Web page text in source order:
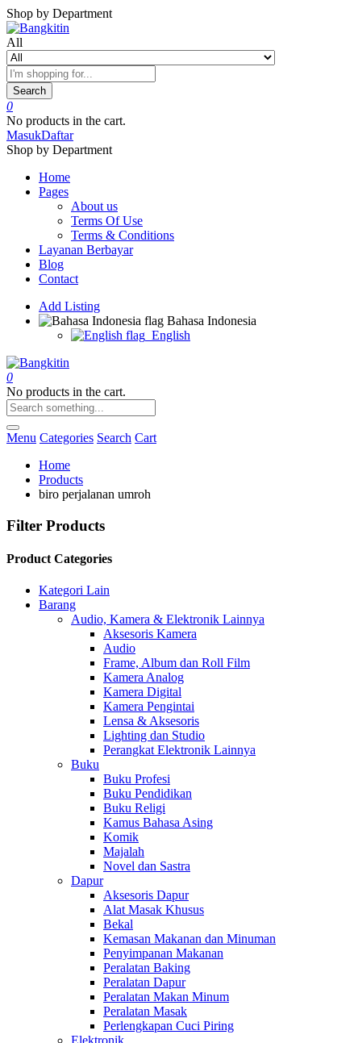
Shop by Department
All
Search
0
No products in the cart.
MasukDaftar
Shop by Department
Home
Pages
About us
Terms Of Use
Terms & Conditions
Layanan Berbayar
Blog
Contact
Add Listing
Bahasa Indonesia
English
0
No products in the cart.
Menu Categories Search Cart
Home
Products
biro perjalanan umroh
Filter Products
Product Categories
Kategori Lain
Barang
Audio, Kamera & Elektronik Lainnya
Aksesoris Kamera
Audio
Frame, Album dan Roll Film
Kamera Analog
Kamera Digital
Kamera Pengintai
Lensa & Aksesoris
Lighting dan Studio
Perangkat Elektronik Lainnya
Buku
Buku Profesi
Buku Pendidikan
Buku Religi
Kamus Bahasa Asing
Komik
Majalah
Novel dan Sastra
Dapur
Aksesoris Dapur
Alat Masak Khusus
Bekal
Kemasan Makanan dan Minuman
Penyimpanan Makanan
Peralatan Baking
Peralatan Dapur
Peralatan Makan Minum
Peralatan Masak
Perlengkapan Cuci Piring